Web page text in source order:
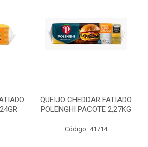
QUEIJO CHEDDAR FATIADO
POLENGHI PACOTE 2,27KG
Código: 41714